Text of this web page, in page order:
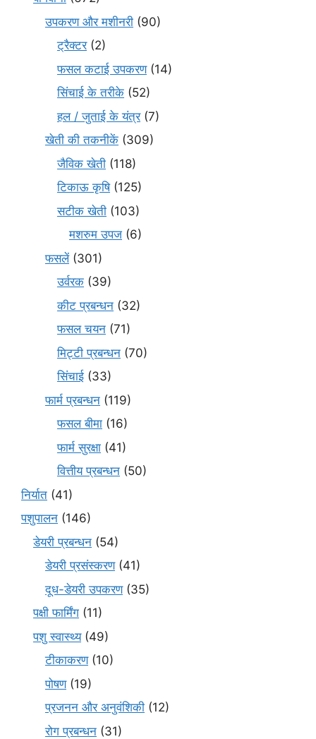
उपकरण और मशीनरी (90)
ट्रैक्टर(2)
फसल कटाई उपकरण(14)
सिंचाई के तरीके (52)
हल / जुताई के यंत्र(7)
खेती की तकनीकें (309)
जैविक खेती (118)
टिकाऊ कृषि(125)
सटीक खेती (103)
मशरुम उपज (6)
फसलें(301)
उर्वरक (39)
कीट प्रबन्धन (32)
फसल चयन (71)
मि‌ट्टी प्रबन्धन (70)
सिंचाई (33)
फार्म प्रबन्धन (119)
फसल बीमा (16)
फार्म सुरक्षा (41)
वित्तीय प्रबन्धन (50)
निर्यात (41)
पशुपालन (146)
डेयरी प्रबन्धन (54)
डेयरी प्रसंस्करण(41)
दूध-डेयरी उपकरण(35)
पक्षी फार्मिंग (11)
पशु स्वास्थ्य(49)
टीकाकरण(10)
पोषण(19)
प्रजनन और अनुवंशिकी (12)
रोग प्रबन्धन (31)